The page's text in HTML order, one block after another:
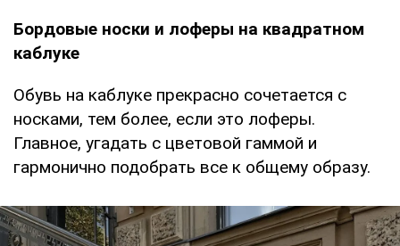
Бордовые носки и лоферы на квадратном
каблуке
Обувь на каблуке прекрасно сочетается с
носками, тем более, если это лоферы.
Главное, угадать с цветовой гаммой и
гармонично подобрать все к общему образу.